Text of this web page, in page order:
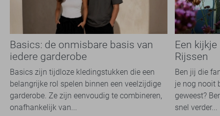
Basics: de onmisbare basis van
iedere garderobe
Basics zijn tijdloze kledingstukken die een
belangrijke rol spelen binnen een veelzijdige
garderobe. Ze zijn eenvoudig te combineren,
onafhankelijk van...
Een
Rijssen
Ben jij die
je nog nooit
geweest?
snel verder...